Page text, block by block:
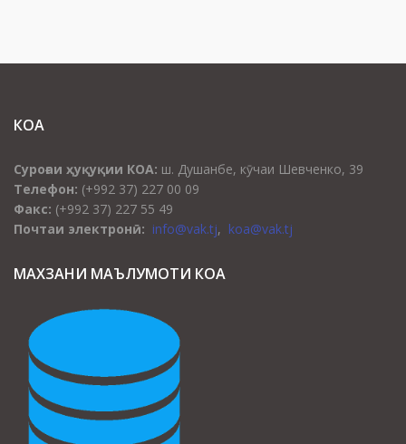
КОА
Суроғаи ҳуқуқии КОА: ш. Душанбе, кӯчаи Шевченко, 39
Телефон: (+992 37) 227 00 09
Факс: (+992 37) 227 55 49
Почтаи электронӣ: info@vak.tj, koa@vak.tj
МАХЗАНИ МАЪЛУМОТИ КОА